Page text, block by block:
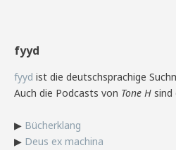
fyyd
fyyd ist die deutschsprachige
Auch die Podcasts von Tone H sind
▶ Bücherklang
▶ Deus ex machina